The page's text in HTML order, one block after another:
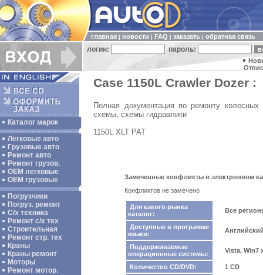
главная новости FAQ заказать обратная связь
логин: пароль:
Каталог марок
Легковые авто
Грузовые авто
Ремонт авто
Ремонт грузов.
ОЕМ легковые
OEM грузовые
Погрузчики
Погруз. ремонт
С/х техника
Ремонт с/х тех
Строительная
Ремонт стр. тех
Краны
Краны ремонт
Моторы
Ремонт мотор.
Case 1150L Crawler Dozer :
Полная документация по ремонту колесных
схемы, схемы гидравлики
1150L XLT PAT
Замеченные конфликты в электронном
Конфликтов не замечено
Для какого рынка
каталог:
Все
Доступные в программе
языки:
Поддерживаемые
операционные системы:
Vista, Win7
Количество CD/DVD:
1 CD